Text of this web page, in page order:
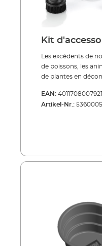
surchauffes si niveau
dans la livraison: Pompe de bassin pour filtre
raccordement
Kit
Les excédents de
de poissons, les
de plantes en
déposent au fond
substrat, ils se
nettoyage en
fonctionnement de
suceur brosse
embout brosse
EAN: 4011708007921
Artikel-Nr.: 5360005